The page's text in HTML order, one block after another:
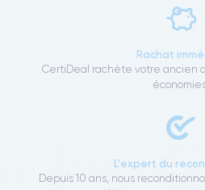
Rachat
CertiDeal rachète votre ancien
L'expert du
Depuis 10 ans, nous